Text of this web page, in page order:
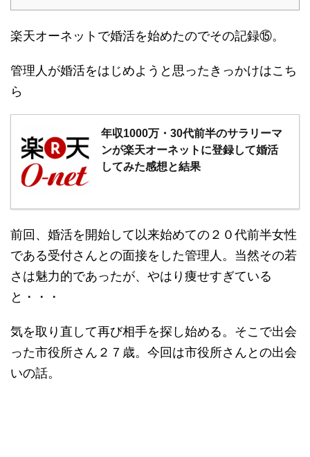
楽天オーネットで婚活を始めたのでその記録⑮。
管理人が婚活をはじめようと思ったきっかけはこち
ら
年収1000万・30代前半のサラリーマ
ンが楽天オーネットに登録して婚活
してみた感想と結果
前回、婚活を開始して以来始めての２０代前半女性
である受付さんとの面接をした管理人。当然その若
さは魅力的であったが、やはり痩せすぎている
と・・・
気を取り直して再び相手を探し始める。そこで出会
った市役所さん２７歳。今回は市役所さんとの出会
いの話。